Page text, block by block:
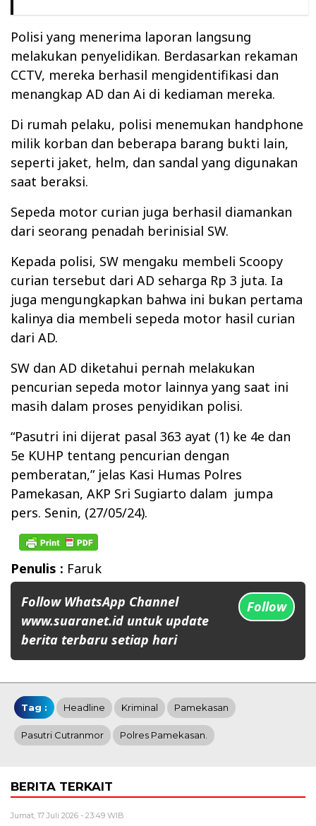
Polisi yang menerima laporan langsung
melakukan penyelidikan. Berdasarkan rekaman
CCTV, mereka berhasil mengidentifikasi dan
menangkap AD dan Ai di kediaman mereka.
Di rumah pelaku, polisi menemukan handphone
milik korban dan beberapa barang bukti lain,
seperti jaket, helm, dan sandal yang digunakan
saat beraksi.
Sepeda motor curian juga berhasil diamankan
dari seorang penadah berinisial SW.
Kepada polisi, SW mengaku membeli Scoopy
curian tersebut dari AD seharga Rp 3 juta. Ia
juga mengungkapkan bahwa ini bukan pertama
kalinya dia membeli sepeda motor hasil curian
dari AD.
SW dan AD diketahui pernah melakukan
pencurian sepeda motor lainnya yang saat ini
masih dalam proses penyidikan polisi.
“Pasutri ini dijerat pasal 363 ayat (1) ke 4e dan
5e KUHP tentang pencurian dengan
pemberatan,” jelas Kasi Humas Polres
Pamekasan, AKP Sri Sugiarto dalam jumpa
pers. Senin, (27/05/24).
Penulis : Faruk
Follow WhatsApp Channel
www.suaranet.id untuk update
berita terbaru setiap hari
Follow
Tag : Headline Kriminal Pamekasan
Pasutri Cutranmor Polres Pamekasan.
BERITA TERKAIT
Jumat, 17 Juli 2026 - 23:49 WIB